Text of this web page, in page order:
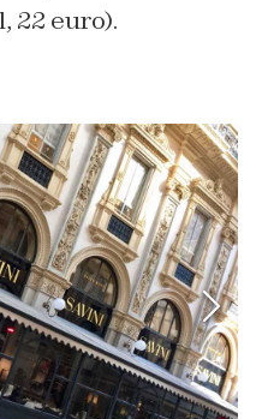
22 euro).